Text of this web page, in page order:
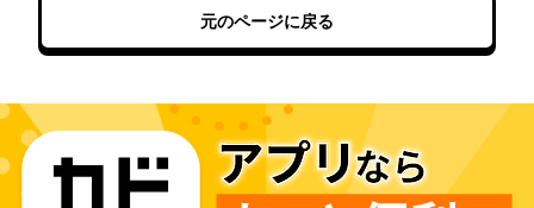
元のページに戻る